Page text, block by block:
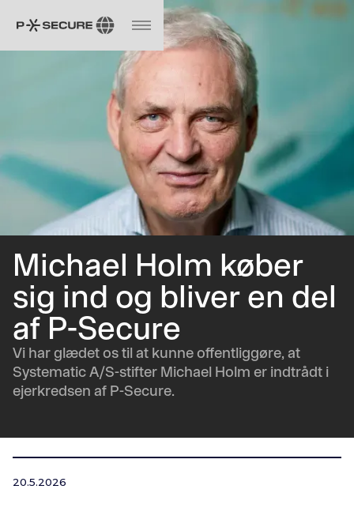
Michael Holm køber
sig ind og bliver en del
af P-Secure
Vi har glædet os til at kunne offentliggøre, at
Systematic A/S-stifter Michael Holm er indtrådt i
ejerkredsen af P-Secure.
20.5.2026